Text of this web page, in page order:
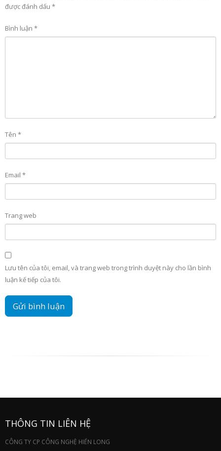
được đánh dấu *
Bình luận *
Tên *
Email *
Trang web
Lưu tên của tôi, email, và trang web trong trình duyệt này cho lần bình
luận kế tiếp của tôi.
THÔNG TIN LIÊN HỆ
CÔNG TY CP CÔNG NGHỆ HIỂN LONG